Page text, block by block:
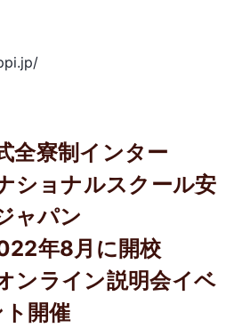
全寮制インター
ショナルスクール安
ャパン
年8月に開校
ンライン説明会イベ
ト開催